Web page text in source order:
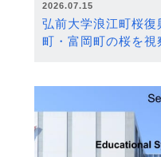
2026.07.15
弘前大学浪江町桜
町・富岡町の桜を視